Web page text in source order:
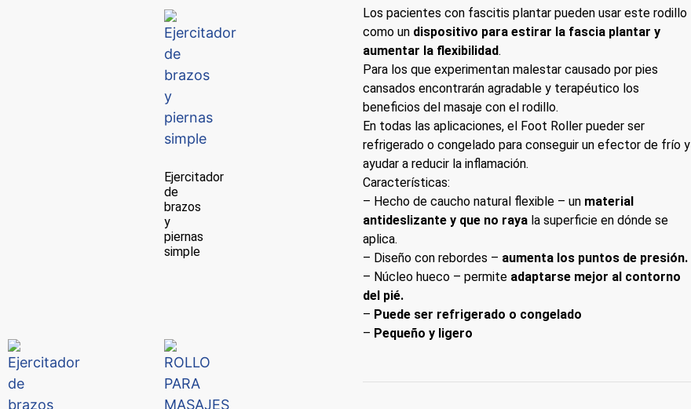
Ejercitador
de
brazos
y
piernas
simple
Los pacientes con fascitis plantar pueden usar este rodillo
como un dispositivo para estirar la fascia plantar y
aumentar la flexibilidad.
Para los que experimentan malestar causado por pies
cansados encontrarán agradable y terapéutico los
beneficios del masaje con el rodillo.
En todas las aplicaciones, el Foot Roller pueder ser
refrigerado o congelado para conseguir un efector de frío y
ayudar a reducir la inflamación.
Características:
– Hecho de caucho natural flexible – un material
antideslizante y que no raya la superficie en dónde se
aplica.
– Diseño con rebordes – aumenta los puntos de presión.
– Núcleo hueco – permite adaptarse mejor al contorno
del pié.
– Puede ser refrigerado o congelado
– Pequeño y ligero